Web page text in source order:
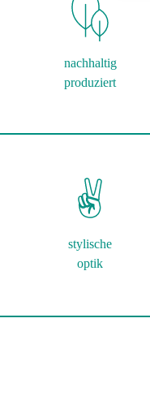
nachhaltig
produziert
stylische
optik